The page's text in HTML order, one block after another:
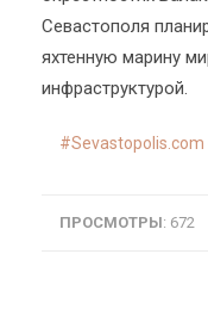
Севастополя
яхтенную марину
инфраструктурой.
ПРОСМОТРЫ: 672